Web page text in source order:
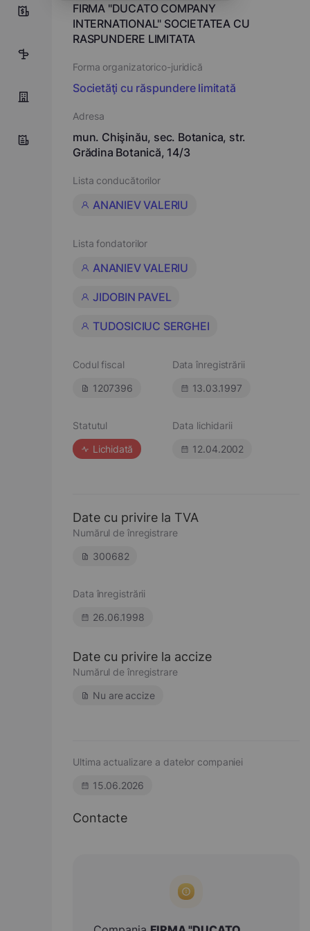
0
FIRMA "DUCATO COMPANY
INTERNATIONAL" SOCIETATEA CU
RASPUNDERE LIMITATA
Forma organizatorico-juridică
Societăţi cu răspundere limitată
Adresa
mun. Chişinău, sec. Botanica, str.
Grădina Botanică, 14/3
Lista conducătorilor
ANANIEV VALERIU
Lista fondatorilor
ANANIEV VALERIU
JIDOBIN PAVEL
TUDOSICIUC SERGHEI
Codul fiscal
1207396
Data înregistrării
13.03.1997
Statutul
Lichidată
Data lichidarii
12.04.2002
Date cu privire la TVA
Numărul de înregistrare
300682
Data înregistrării
26.06.1998
Date cu privire la accize
Numărul de înregistrare
Nu are accize
Ultima actualizare a datelor companiei
15.06.2026
Contacte